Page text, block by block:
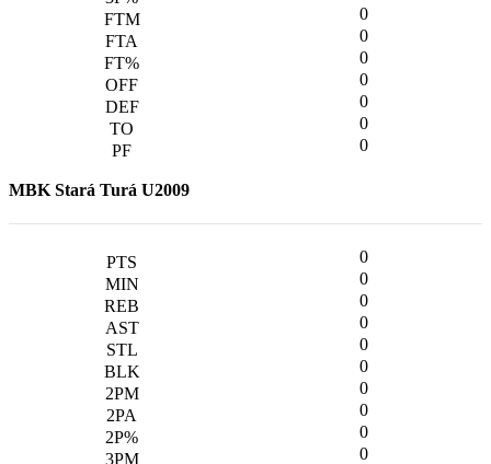
0
0
0
0
0
0
0
MBK Stará Turá U2009
0
0
0
0
0
0
0
0
0
0